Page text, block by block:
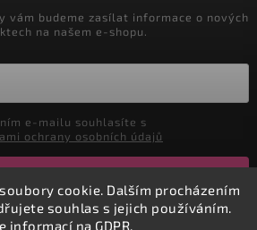
cookie. Dalším procházením
souhlas s jejich používáním.
informací na GDPR.
vám budeme zasílat informace o nových
na našem e-shopu.
ochrany osobních údajů